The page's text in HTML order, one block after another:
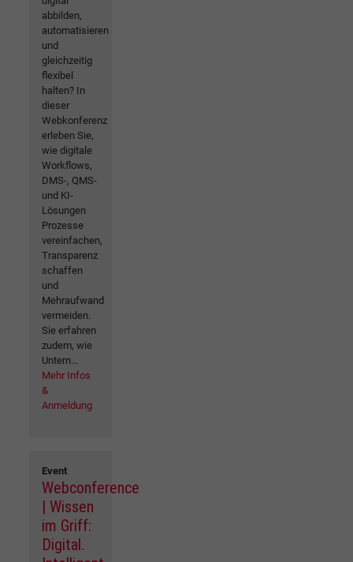
abbilden,
automatisieren
und
gleichzeitig
flexibel
halten? In
dieser
Webkonferenz
erleben Sie,
wie digitale
Workflows,
DMS-, QMS-
und KI-
Lösungen
Prozesse
vereinfachen,
Transparenz
schaffen
und
Mehraufwand
vermeiden.
Sie erfahren
zudem, wie
Untern...
Mehr Infos
&
Anmeldung
Event
Webconference
| Wissen
im Griff:
Digital.